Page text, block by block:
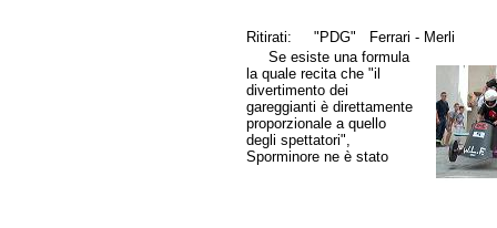
Ritirati: "PDG" Ferrari - Merli
Se esiste una formula
la quale recita che "il
divertimento dei
gareggianti è direttamente
proporzionale a quello
degli spettatori",
Sporminore ne è stato